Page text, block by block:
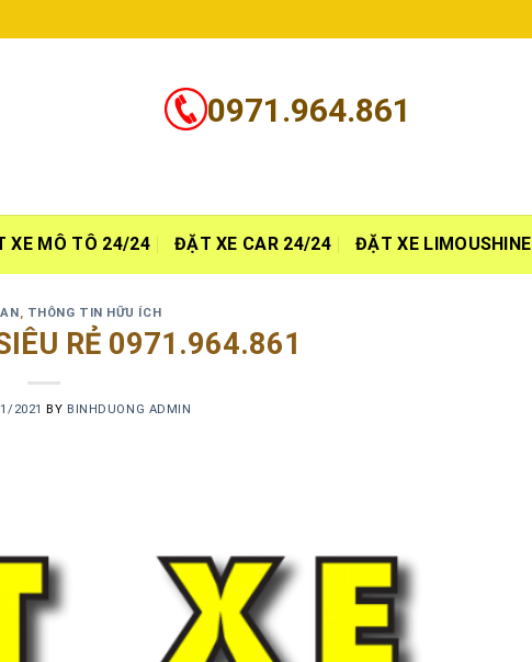
0971.964.861
XE MÔ TÔ 24/24 ĐẶT XE CAR 24/24 ĐẶT XE LIMOUSHINE
, THÔNG TIN HỮU ÍCH
RẺ 0971.964.861
2021 BY BINHDUONG ADMIN